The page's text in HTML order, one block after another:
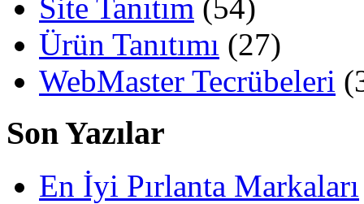
Site Tanıtım (54)
Ürün Tanıtımı (27)
WebMaster Tecrübeleri
Son Yazılar
En İyi Pırlanta Markaları